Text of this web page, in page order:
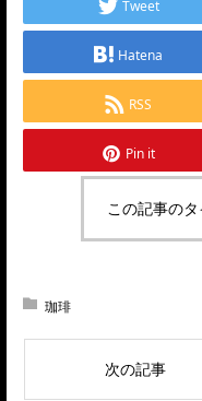
Tweet
Hatena
RSS
Pin it
この記事の
珈琲
次の記事